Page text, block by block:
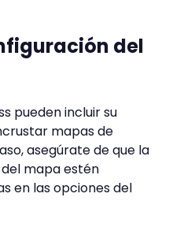
del
pueden incluir su
mapas de
asegúrate de que la
mapa estén
en las opciones del